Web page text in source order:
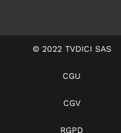
© 2022 TVDICI SAS
CGU
CGV
RGPD